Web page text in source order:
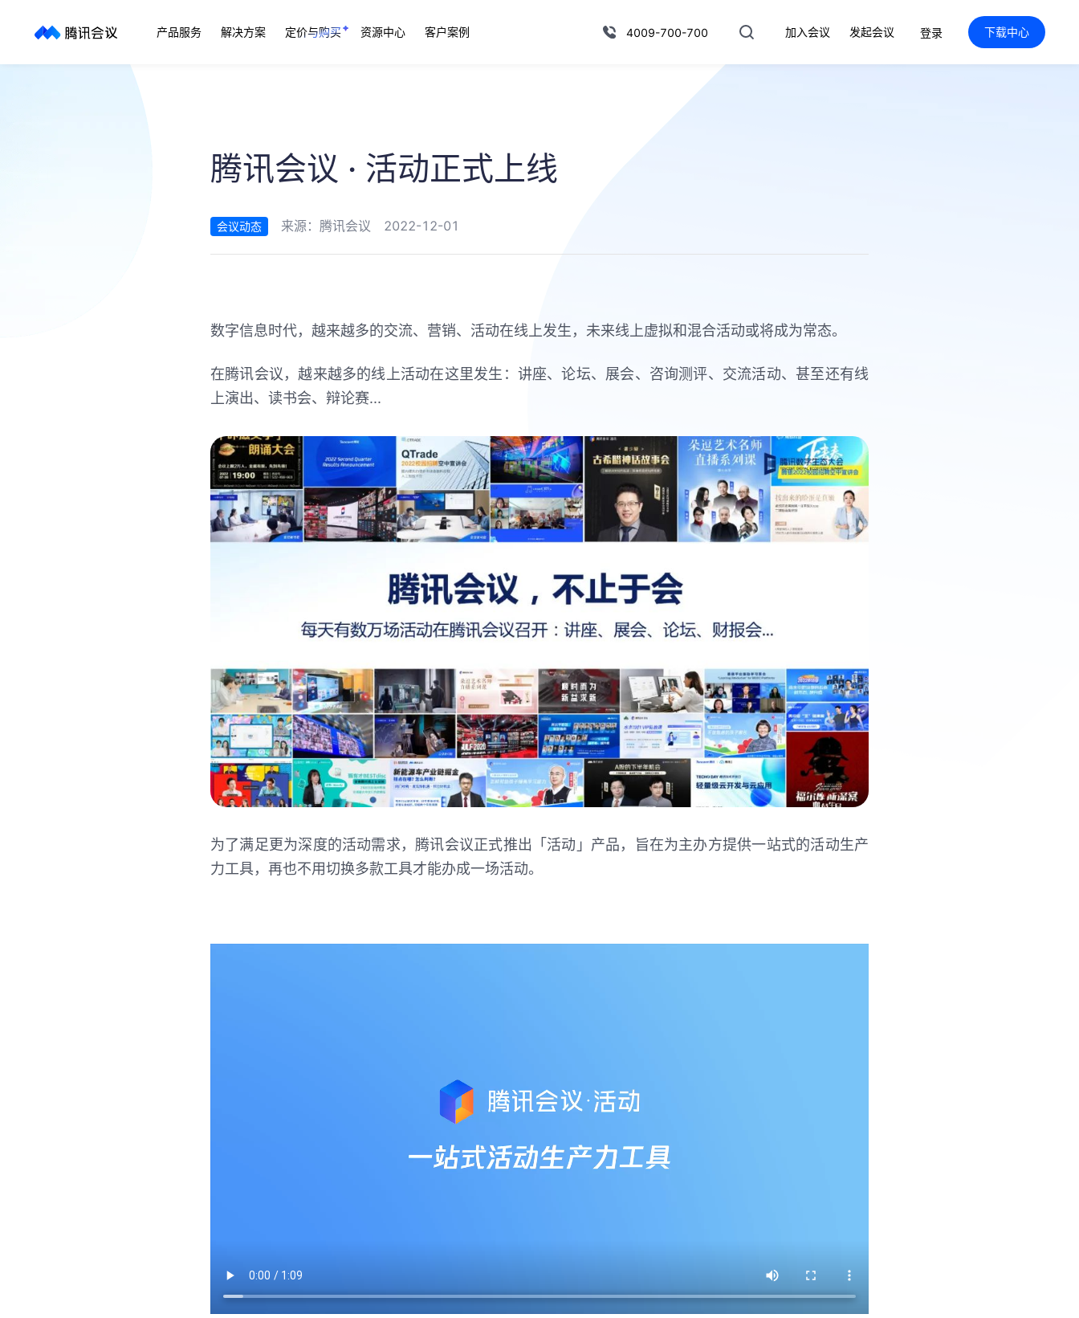
产品服务 解决方案 定价与购买 资源中心 客户案例 4009-700-700 加入会议 发起会议 登录 下载中心
腾讯会议 · 活动正式上线
会议动态 来源： 腾讯会议 2022-12-01
数字信息时代，越来越多的交流、营销、活动在线上发生，未来线上虚拟和混合活动或将成为常态。
在腾讯会议，越来越多的线上活动在这里发生：讲座、论坛、展会、咨询测评、交流活动、甚至还有线
上演出、读书会、辩论赛...
为了满足更为深度的活动需求，腾讯会议正式推出「活动」产品，旨在为主办方提供一站式的活动生产
力工具，再也不用切换多款工具才能办成一场活动。